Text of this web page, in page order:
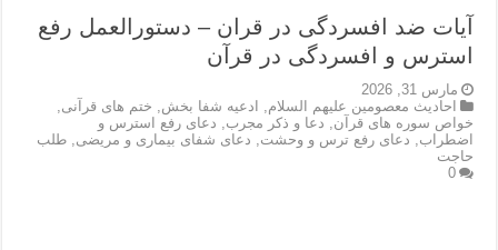
آیات ضد افسردگی در قران – دستورالعمل رفع
استرس و افسردگی در قرآن
مارس 31, 2026
احادیث معصومین علیهم السلام, ادعیه شفا بخش, ختم های قرآنی,
خواص سوره های قرآن, دعا و ذکر مجرب, دعای رفع استرس و
اضطراب, دعای رفع ترس و وحشت, دعای شفای بیماری و مریضی,طلب
حاجت
0